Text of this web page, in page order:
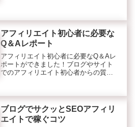
フィリエイト初心者が辿り着くのに苦
労する答えを書いています。無料→サ
ト...
アフィリエイト初心者に必要な
Q＆Aレポート
アフィリエイト初心者に必要なQ＆Aレ
ポートができました！ブログやサイト
でのアフィリエイト初心者からの質問
す。無料→
ブログでサクッとSEOアフィリ
エイトで稼ぐコツ